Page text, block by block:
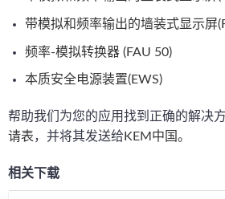
带模拟和频率输出的墙装式显示屏
频率-模拟转换器 (FAU 50)
本质安全电源装置(EWS)
帮助我们为您的应用找到正确的解决
请表，并将其发送给 KEM中国。
相关下载